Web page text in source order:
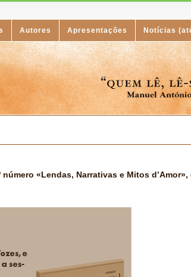
Autores Apresentações Notícias
«Lendas, Narrativas e Mitos d’Amor»,